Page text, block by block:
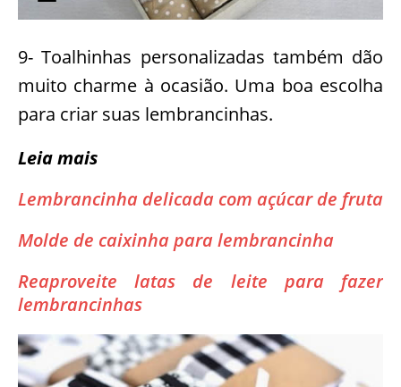
9- Toalhinhas personalizadas também dão
muito charme à ocasião. Uma boa escolha
para criar suas lembrancinhas.
Leia mais
Lembrancinha delicada com açúcar de fruta
Molde de caixinha para lembrancinha
Reaproveite latas de leite para fazer
lembrancinhas